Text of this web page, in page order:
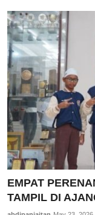
EMPAT
TAMPIL DI